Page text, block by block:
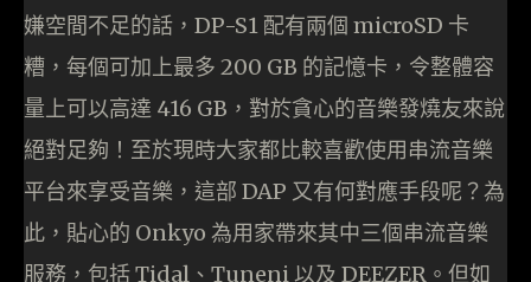
嫌空間不足的話，DP-S1 配有兩個 microSD 卡
糟，每個可加上最多 200 GB 的記憶卡，令整體容
量上可以高達 416 GB，對於貪心的音樂發燒友來說
絕對足夠！至於現時大家都比較喜歡使用串流音樂
平台來享受音樂，這部 DAP 又有何對應手段呢？為
此，貼心的 Onkyo 為用家帶來其中三個串流音樂
服務，包括 Tidal、Tuneni 以及 DEEZER。但如